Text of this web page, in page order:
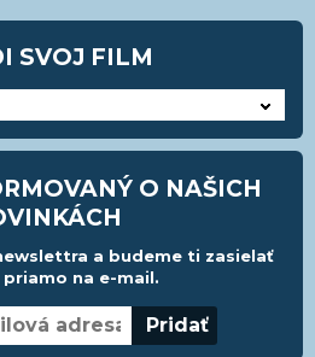
SVOJ FILM
O NAŠICH
a budeme ti zasielať
na e-mail.